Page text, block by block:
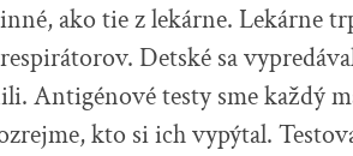
ako tie z lekárne. Lekárne
Detské sa
Antigénové testy sme každý
kto si ich vypýtal.